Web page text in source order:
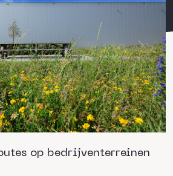
op bedrijventerreinen